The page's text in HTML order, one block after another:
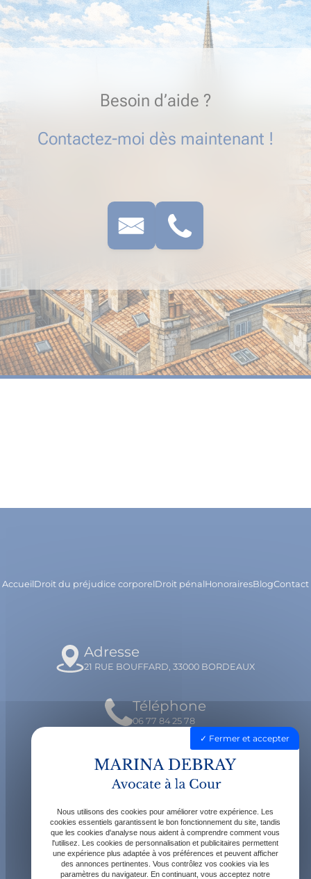
Besoin d’aide ?
Contactez-moi dès maintenant !
AccueilDroit du préjudice corporelDroit pénalHonorairesBlogContact
Adresse
21 RUE BOUFFARD, 33000 BORDEAUX
Téléphone
06 77 84 25 78
Email
contact@avocatdebray.fr
Horaires
Lundi - Vendredi : 9h - 19h
Fermer et accepter
Nous utilisons des cookies pour améliorer votre expérience. Les
cookies essentiels garantissent le bon fonctionnement du site, tandis
que les cookies d'analyse nous aident à comprendre comment vous
l'utilisez. Les cookies de personnalisation et publicitaires permettent
une expérience plus adaptée à vos préférences et peuvent afficher
des annonces pertinentes. Vous contrôlez vos cookies via les
paramètres du navigateur. En continuant, vous acceptez notre